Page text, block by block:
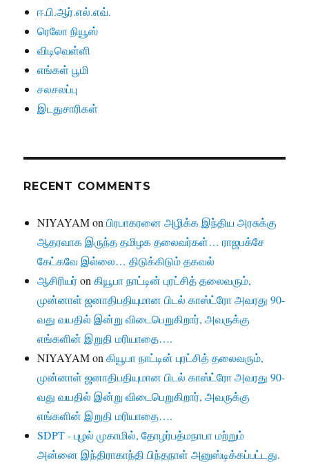
ஈ.பி.ஆர்.எல்.எவ்.
ரெலோ நியூஸ்
விடிவெள்ளி
எங்கள் பூமி
சலசலப்பு
இடதுசாரிகள்
RECENT COMMENTS
NIYAYAMonபிரபாகரனை அழிக்க இந்திய அரசுக்கு
ஆதரவாக இருந்த தமிழக தலைவர்கள்… ராஜபக்சே
கேட்கவே இல்லை… திடுக்கிடும் தகவல்
ஆசிரியர்onகியூபா நாட்டின் புரட்சித் தலைவரும்,
முன்னாள் ஜனாதிபதியுமான பிடல் காஸ்ட்ரோ அவரது 90-
வது வயதில் இன்று விடைபெறுகிறார், அவருக்கு
எங்களின் இறுதி மரியாதை….
NIYAYAMonகியூபா நாட்டின் புரட்சித் தலைவரும்,
முன்னாள் ஜனாதிபதியுமான பிடல் காஸ்ட்ரோ அவரது 90-
வது வயதில் இன்று விடைபெறுகிறார், அவருக்கு
எங்களின் இறுதி மரியாதை….
SDPT - புழல் முகாமில், தோழர்பத்மநாபா மற்றும்
அன்னை இந்திராகாந்தி பிந்தநாள் அனுஸ்டிக்கப்பட்டது.